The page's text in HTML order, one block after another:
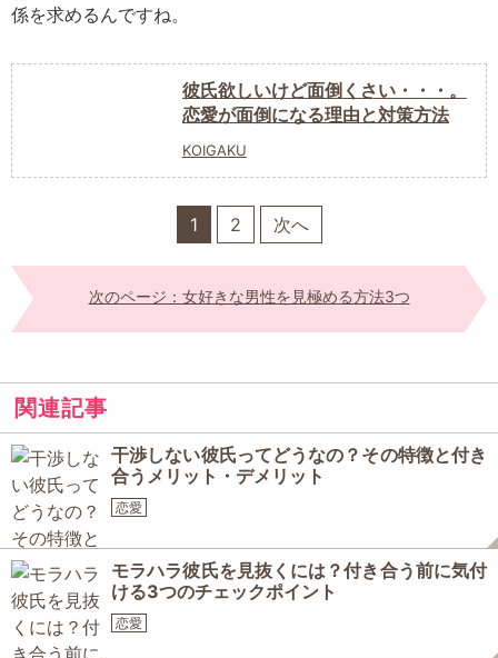
係を求めるんですね。
彼氏欲しいけど面倒くさい・・・。
恋愛が面倒になる理由と対策方法
KOIGAKU
1 2 次へ
次のページ：女好きな男性を見極める方法3つ
関連記事
干渉しない彼氏ってどうなの？その特徴と付き
合うメリット・デメリット
恋愛
モラハラ彼氏を見抜くには？付き合う前に気付
ける3つのチェックポイント
恋愛